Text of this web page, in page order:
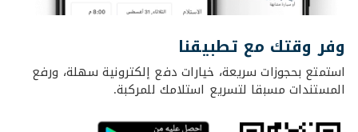
وفر وقتك مع تطبيقنا
استمتع بحجوزات سريعة، خيارات دفع إلكترونية سهلة، ورفع
المستندات مسبقا لتسريع استلامك للمركبة.